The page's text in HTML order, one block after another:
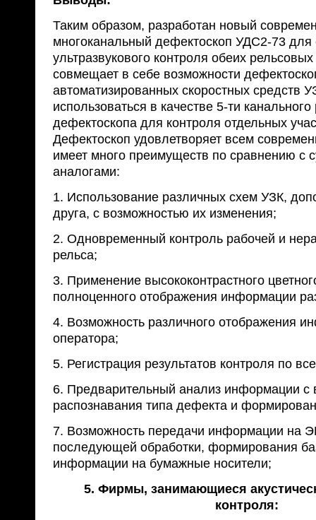
Таким образом, разработан новый
многоканальный дефектоскоп УДС2-73 для
ультразвукового контроля обеих
совмещает в себе возможности
автоматизированных скоростных средств
использоваться в качестве 5-ти канального
дефектоскопа для контроля отдельных
Дефектоскоп удовлетворяет всем
имеет много преимуществ по сравнению с
аналогами:
1. Использование различных схем УЗК,
друга, с возможностью их изменения;
2. Одновременный контроль рабочей и
рельса;
3. Применение высококонтрастного
полноценного отображения информации
4. Возможность различного отображения
оператора;
5. Регистрация результатов контроля по
6. Предварительный анализ информации с
распознавания типа дефекта и
7. Возможность передачи информации на
последующей обработки, формирования
информации на бумажные носители;
5. Фирмы, занимающиеся
контроля: